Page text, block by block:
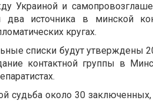
Украиной и
источника в минской
кругах.
списки будут утверждены
контактной группы в
судьба около 30